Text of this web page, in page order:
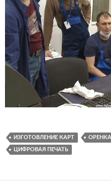
ИЗГОТОВЛЕНИЕ КАРТ
ЦИФРОВАЯ ПЕЧАТЬ